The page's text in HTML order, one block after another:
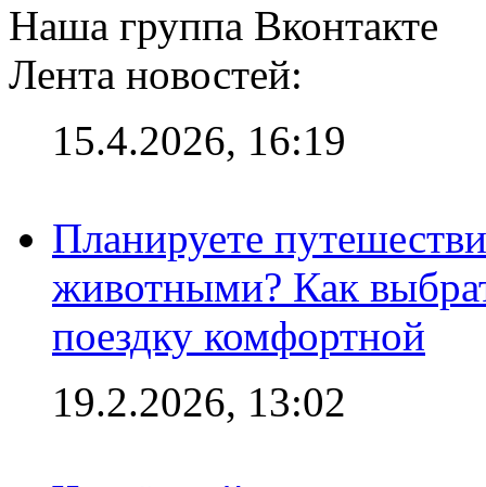
Наша группа Вконтакте
Лента новостей:
15.4.2026, 16:19
Планируете
животными? Как
поездку комфортной
19.2.2026, 13:02